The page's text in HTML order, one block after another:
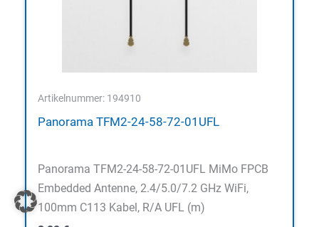
Artikelnummer: 194910
Panorama TFM2-24-58-72-01UFL
Panorama TFM2-24-58-72-01UFL MiMo FPCB
Embedded Antenne, 2.4/5.0/7.2 GHz WiFi,
100mm C113 Kabel, R/A UFL (m)